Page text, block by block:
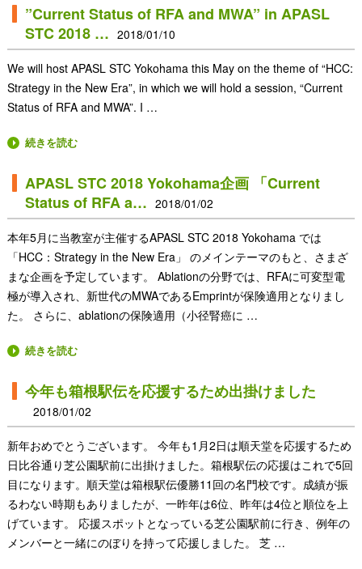
”Current Status of RFA and MWA” in APASL
STC 2018 … 2018/01/10
We will host APASL STC Yokohama this May on the theme of “HCC:
Strategy in the New Era”, in which we will hold a session, “Current
Status of RFA and MWA”. I …
続きを読む
APASL STC 2018 Yokohama企画 「Current
Status of RFA a… 2018/01/02
本年5月に当教室が主催するAPASL STC 2018 Yokohama では
「HCC：Strategy in the New Era」 のメインテーマのもと、さまざ
まな企画を予定しています。 Ablationの分野では、RFAに可変型電
極が導入され、新世代のMWAであるEmprintが保険適用となりまし
た。 さらに、ablationの保険適用（小径腎癌に …
続きを読む
今年も箱根駅伝を応援するため出掛けました
2018/01/02
新年おめでとうございます。 今年も1月2日は順天堂を応援するため
日比谷通り芝公園駅前に出掛けました。箱根駅伝の応援はこれで5回
目になります。順天堂は箱根駅伝優勝11回の名門校です。成績が振
るわない時期もありましたが、一昨年は6位、昨年は4位と順位を上
げています。 応援スポットとなっている芝公園駅前に行き、例年の
メンバーと一緒にのぼりを持って応援しました。 芝 …